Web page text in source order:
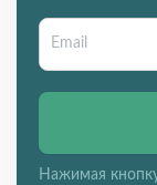
Нажимая